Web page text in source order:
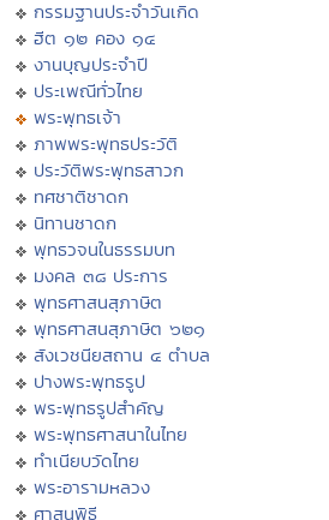
กรรมฐานประจำวันเกิด
ฮีต ๑๒ คอง ๑๔
งานบุญประจำปี
ประเพณีทั่วไทย
พระพุทธเจ้า
ภาพพระพุทธประวัติ
ประวัติพระพุทธสาวก
ทศชาติชาดก
นิทานชาดก
พุทธวจนในธรรมบท
มงคล ๓๘ ประการ
พุทธศาสนสุภาษิต
พุทธศาสนสุภาษิต ๖๒๑
สังเวชนียสถาน ๔ ตำบล
ปางพระพุทธรูป
พระพุทธรูปสำคัญ
พระพุทธศาสนาในไทย
ทำเนียบวัดไทย
พระอารามหลวง
ศาสนพิธี